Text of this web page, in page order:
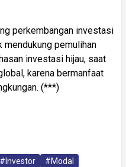
perkembangan investasi
mendukung pemulihan
investasi hijau, saat
karena bermanfaat
(***)
#Investor
#Modal